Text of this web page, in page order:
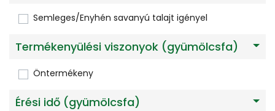
Semleges/Enyhén savanyú talajt igényel
Termékenyülési viszonyok (gyümölcsfa)
Öntermékeny
Érési idő (gyümölcsfa)